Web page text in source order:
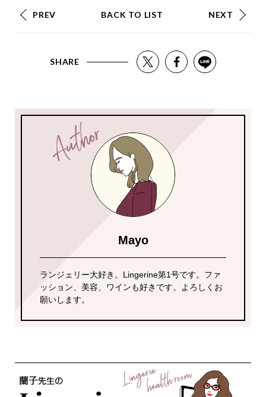
PREV BACK TO LIST NEXT
SHARE
Mayo
ランジェリー大好き。Lingerine第1号です。ファ
ッション、美容、ワインも好きです。よろしくお
願いします。